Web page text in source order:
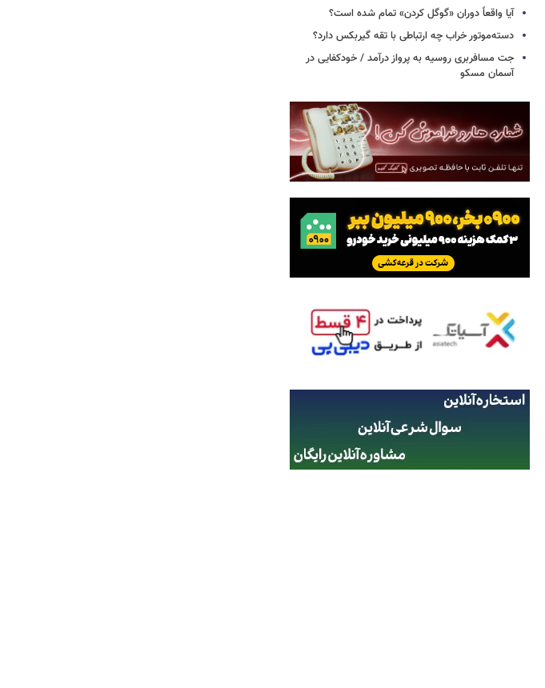
آیا واقعاً دوران «گوگل کردن» تمام شده است؟
دسته‌موتور خراب چه ارتباطی با تقه گیربکس دارد؟
جت مسافربری روسیه به پرواز درآمد / خودکفایی در
آسمان مسکو